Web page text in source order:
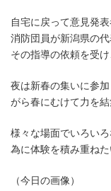
自宅に戻って意見発
消防団員が新潟県の
その指導の依頼を受
夜は新春の集いに参
がら春にむけて力を
様々な場面でいろい
為に体験を積み重ねた
（今日の画像）